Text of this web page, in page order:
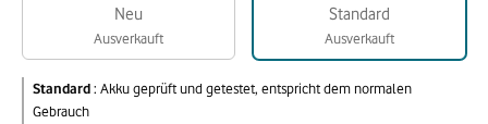
Neu
Ausverkauft
Standard
Ausverkauft
Standard: Akku geprüft und getestet, entspricht dem normalen
Gebrauch